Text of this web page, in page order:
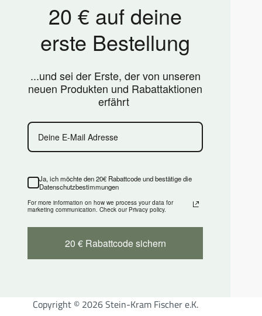
20 € auf deine
erste Bestellung
...und sei der Erste, der von unseren
neuen Produkten und Rabattaktionen
erfährt
Ja, ich möchte den 20€ Rabattcode und bestätige die
Datenschutzbestimmungen
For more information on how we process your data for
marketing communication. Check our Privacy policy.
20 € Rabattcode sichern
Copyright © 2026 Stein-Kram Fischer e.K.